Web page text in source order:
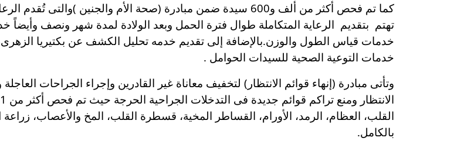
كما تم فحص أكثر من ألف و600 سيدة ضمن مبادرة (صحة الأم والجنين
تهتم بتقديم الرعاية المتكاملة طوال فترة الحمل وبعد الولادة لمدة شهر ونصف
خدمات التوعية الصحية للسيدات الحوامل .
وتأتى مبادرة (إنهاء قوائم الانتظار) لتخفيف معاناة غير القادرين وإجراء الجراحات
القلب، العظام، الرمد، الأورام، القساطر المخية، قسطرة القلب، المخ والأعصاب، زراعة
بالكامل.